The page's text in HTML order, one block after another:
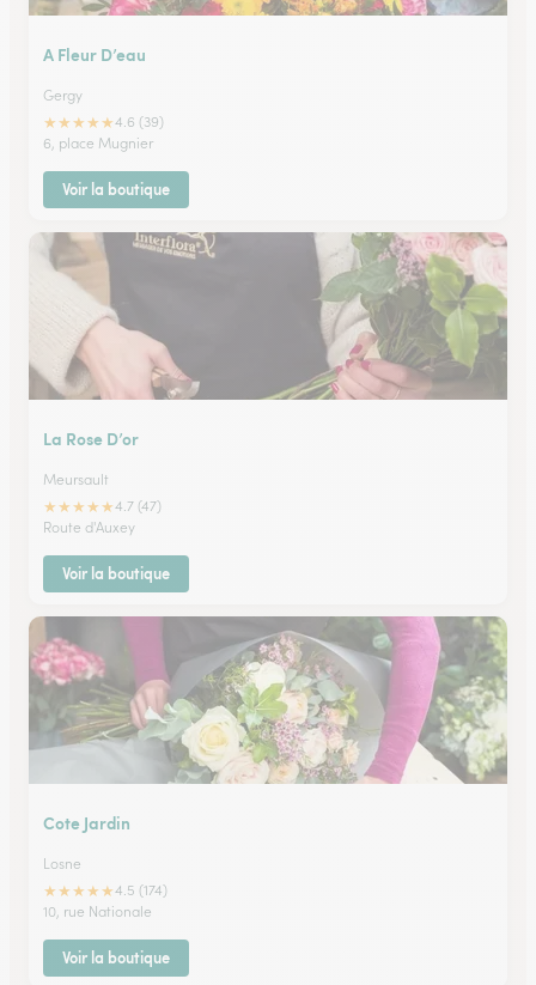
A Fleur D’eau
Gergy
★★★★★4.6 (39)
6, place Mugnier
Voir la boutique
La Rose D’or
Meursault
★★★★★4.7 (47)
Route d'Auxey
Voir la boutique
Cote Jardin
Losne
★★★★★4.5 (174)
10, rue Nationale
Voir la boutique